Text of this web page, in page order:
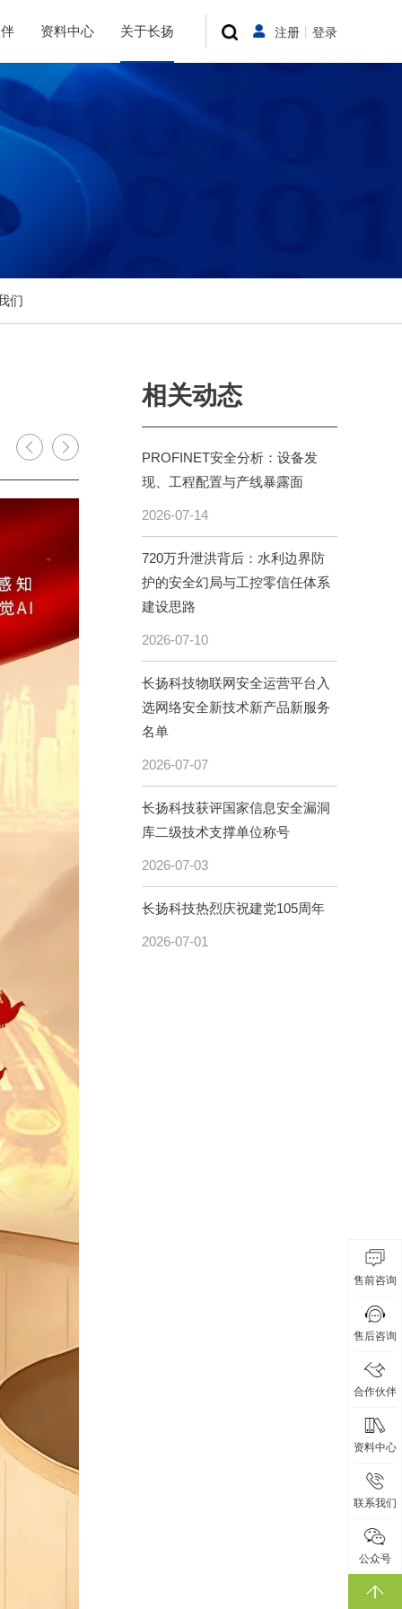
注册 登录
资料中心 关于长扬
们
相关动态
PROFINET安全分析：设备发
现、工程配置与产线暴露面
2026-07-14
720万升泄洪背后：水利边界防
护的安全幻局与工控零信任体系
建设思路
2026-07-10
长扬科技物联网安全运营平台入
选网络安全新技术新产品新服务
名单
2026-07-07
长扬科技获评国家信息安全漏洞
库二级技术支撑单位称号
2026-07-03
长扬科技热烈庆祝建党105周年
2026-07-01
售前咨询
售后咨询
合作伙伴
资料中心
联系我们
公众号